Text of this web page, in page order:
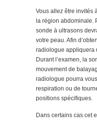
Vous allez être invités
la région abdominale.
sonde à ultrasons
votre peau. Afin
radiologue appliquera
Durant l’examen, la
mouvement de
radiologue pourra
respiration ou de
positions spécifiques.
Dans certains cas cet